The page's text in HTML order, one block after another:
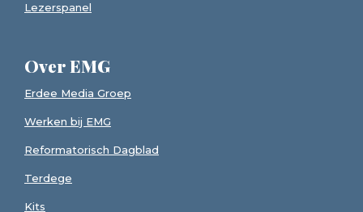
Lezerspanel
Over EMG
Erdee Media Groep
Werken bij EMG
Reformatorisch Dagblad
Terdege
Kits